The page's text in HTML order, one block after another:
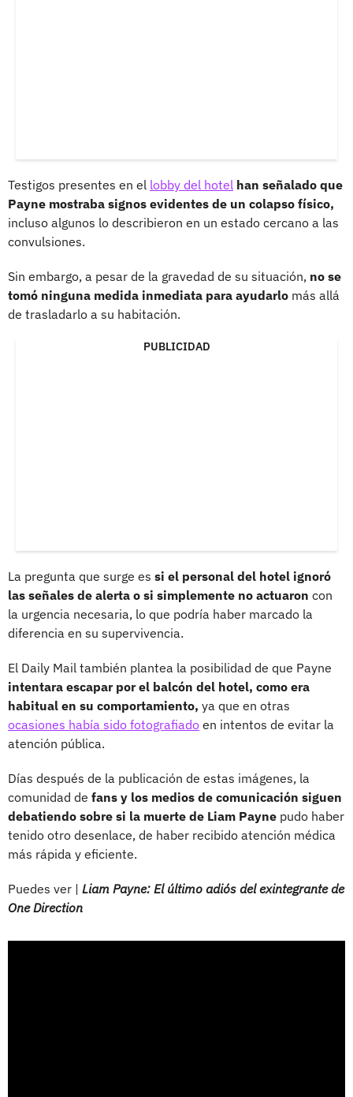
Testigos presentes en el lobby del hotel han señalado que
Payne mostraba signos evidentes de un colapso físico,
incluso algunos lo describieron en un estado cercano a las
convulsiones.
Sin embargo, a pesar de la gravedad de su situación, no se
tomó ninguna medida inmediata para ayudarlo más allá
de trasladarlo a su habitación.
PUBLICIDAD
La pregunta que surge es si el personal del hotel ignoró
las señales de alerta o si simplemente no actuaron con
la urgencia necesaria, lo que podría haber marcado la
diferencia en su supervivencia.
El Daily Mail también plantea la posibilidad de que Payne
intentara escapar por el balcón del hotel, como era
habitual en su comportamiento, ya que en otras
ocasiones había sido fotografiado en intentos de evitar la
atención pública.
Días después de la publicación de estas imágenes, la
comunidad de fans y los medios de comunicación siguen
debatiendo sobre si la muerte de Liam Payne pudo haber
tenido otro desenlace, de haber recibido atención médica
más rápida y eficiente.
Puedes ver | Liam Payne: El último adiós del exintegrante de
One Direction